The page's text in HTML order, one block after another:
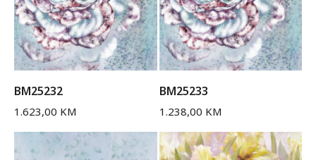
BM25232
1.623,00 KM
BM25233
1.238,00 KM